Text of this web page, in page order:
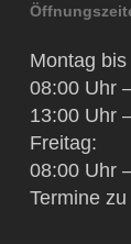
Montag
08:00 Uhr
13:00 Uhr
Freitag:
08:00 Uhr
Termine